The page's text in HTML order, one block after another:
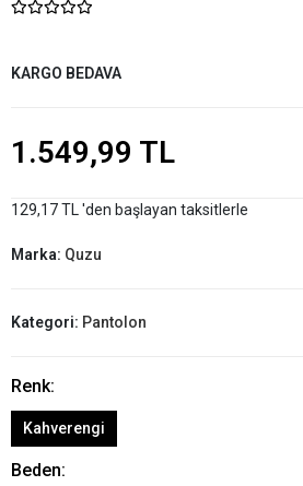
KARGO BEDAVA
1.549,99 TL
129,17 TL 'den başlayan taksitlerle
Marka: Quzu
Kategori: Pantolon
Renk:
Kahverengi
Beden: